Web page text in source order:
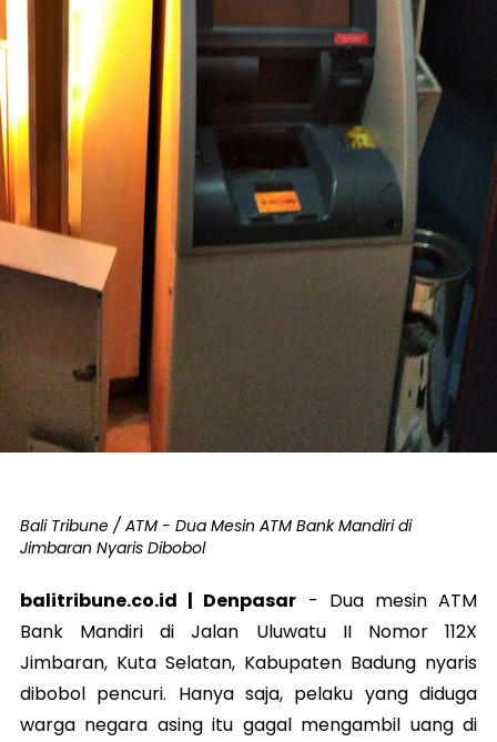
Bali Tribune / ATM - Dua Mesin ATM Bank Mandiri di
Jimbaran Nyaris Dibobol
balitribune.co.id | Denpasar - Dua mesin ATM
Bank Mandiri di Jalan Uluwatu II Nomor 112X
Jimbaran, Kuta Selatan, Kabupaten Badung nyaris
dibobol pencuri. Hanya saja, pelaku yang diduga
warga negara asing itu gagal mengambil uang di